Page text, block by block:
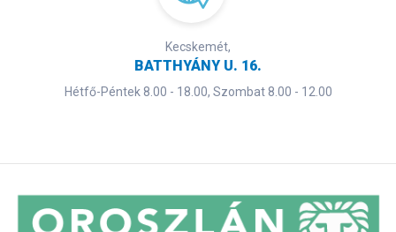
Kecskemét,
BATTHYÁNY U. 16.
Hétfő-Péntek 8.00 - 18.00, Szombat 8.00 - 12.00